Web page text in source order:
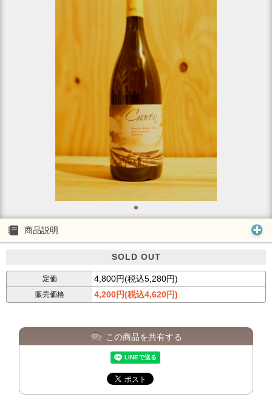
商品説明
SOLD OUT
定価 4,800円(税込5,280円)
販売価格 4,200円(税込4,620円)
この商品を共有する